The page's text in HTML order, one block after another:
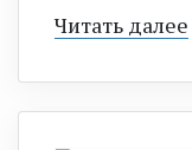
Читать далее